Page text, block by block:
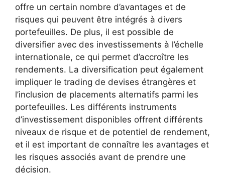
offre un certain nombre d’avantages et de
risques qui peuvent être intégrés à divers
portefeuilles. De plus, il est possible de
diversifier avec des investissements à l’échelle
internationale, ce qui permet d’accroître les
rendements. La diversification peut également
impliquer le trading de devises étrangères et
l’inclusion de placements alternatifs parmi les
portefeuilles. Les différents instruments
d’investissement disponibles offrent différents
niveaux de risque et de potentiel de rendement,
et il est important de connaître les avantages et
les risques associés avant de prendre une
décision.